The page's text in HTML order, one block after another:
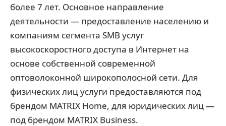
более 7 лет. Основное направление
деятельности — предоставление населению и
компаниям сегмента SMB услуг
высокоскоростного доступа в Интернет на
основе собственной современной
оптоволоконной широкополосной сети. Для
физических лиц услуги предоставляются под
брендом MATRIX Home, для юридических лиц —
под брендом MATRIX Business.